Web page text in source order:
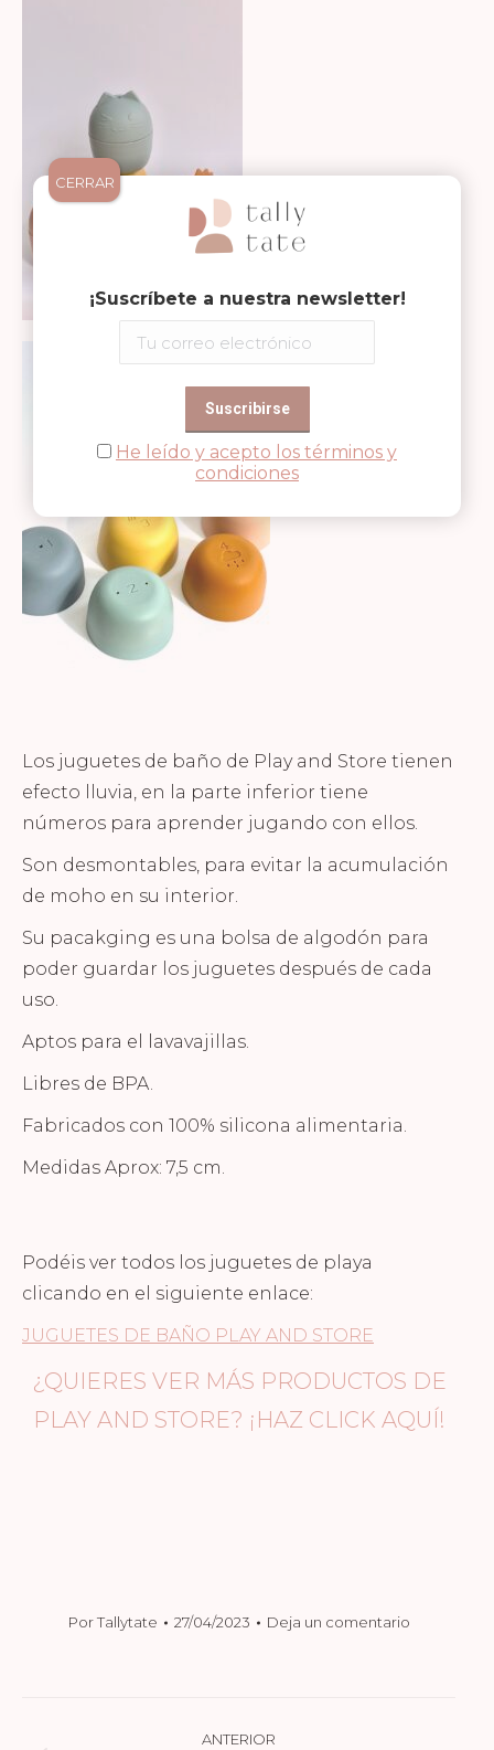
Los juguetes de baño de Play and Store tienen
efecto lluvia, en la parte inferior tiene
números para aprender jugando con ellos.
Son desmontables, para evitar la acumulación
de moho en su interior.
Su pacakging es una bolsa de algodón para
poder guardar los juguetes después de cada
uso.
Aptos para el lavavajillas.
Libres de BPA.
Fabricados con 100% silicona alimentaria.
Medidas Aprox: 7,5 cm.
Podéis ver todos los juguetes de playa
clicando en el siguiente enlace:
JUGUETES DE BAÑO PLAY AND STORE
¿QUIERES VER MÁS PRODUCTOS DE
PLAY AND STORE? ¡HAZ CLICK AQUÍ!
PorTallytate 27/04/2023 Deja un comentario
ANTERIOR
¡Suscríbete a nuestra newsletter!
He leído y acepto los términos y
condiciones
CERRAR